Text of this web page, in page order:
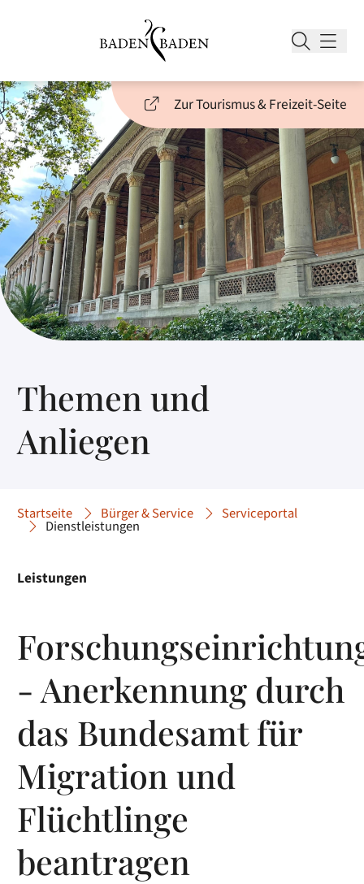
Zur Tourismus & Freizeit-Seite
Themen und
Anliegen
Startseite Bürger & Service Serviceportal
Dienstleistungen
Leistungen
- Anerkennung durch
das Bundesamt für
Migration und
Flüchtlinge
beantragen